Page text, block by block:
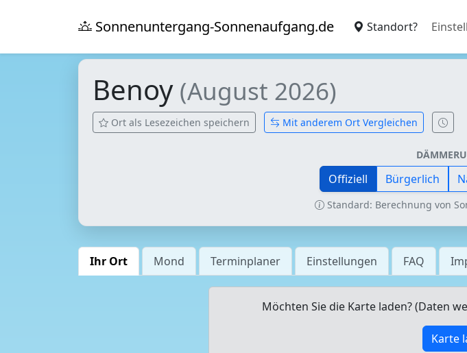
Sonnenuntergang-Sonnenaufgang.de Standort?
Benoy (August 2026)
Ort als Lesezeichen speichern Mit anderem Ort Vergleichen
Offiziell Bürgerlich
Standard: Berechnung von
Ihr Ort Mond Terminplaner Einstellungen FAQ
Möchten Sie die Karte laden? (Daten
Karte